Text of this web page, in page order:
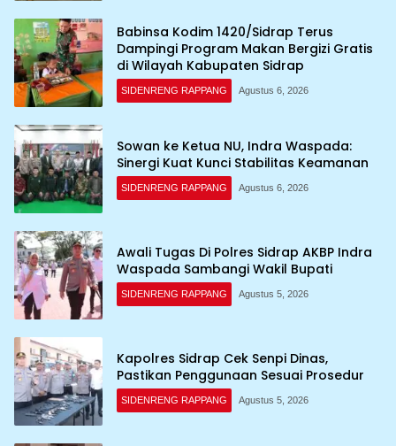
Babinsa Kodim 1420/Sidrap Terus
Dampingi Program Makan Bergizi Gratis
di Wilayah Kabupaten Sidrap
SIDENRENG RAPPANG Agustus 6, 2026
Sowan ke Ketua NU, Indra Waspada:
Sinergi Kuat Kunci Stabilitas Keamanan
SIDENRENG RAPPANG Agustus 6, 2026
Awali Tugas Di Polres Sidrap AKBP Indra
Waspada Sambangi Wakil Bupati
SIDENRENG RAPPANG Agustus 5, 2026
Kapolres Sidrap Cek Senpi Dinas,
Pastikan Penggunaan Sesuai Prosedur
SIDENRENG RAPPANG Agustus 5, 2026